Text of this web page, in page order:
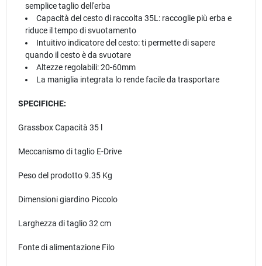
semplice taglio dell'erba
Capacità del cesto di raccolta 35L: raccoglie più erba e
riduce il tempo di svuotamento
Intuitivo indicatore del cesto: ti permette di sapere
quando il cesto è da svuotare
Altezze regolabili: 20-60mm
La maniglia integrata lo rende facile da trasportare
SPECIFICHE:
Grassbox Capacità 35 l
Meccanismo di taglio E-Drive
Peso del prodotto 9.35 Kg
Dimensioni giardino Piccolo
Larghezza di taglio 32 cm
Fonte di alimentazione Filo